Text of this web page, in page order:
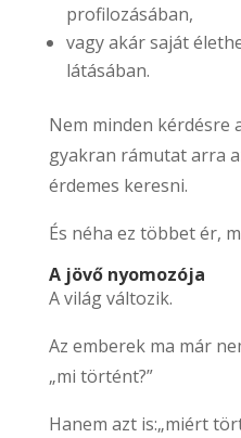
profilozásában,
vagy akár saját
látásában.
Nem minden kérdésre
gyakran rámutat arra
érdemes keresni.
És néha ez többet ér,
A jövő nyomozója
A világ változik.
Az emberek ma már
„mi történt?”
Hanem azt is:„miért